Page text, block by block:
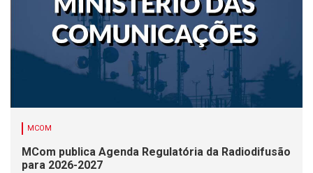
MCOM
MCom publica Agenda Regulatória da Radiodifusão
para 2026-2027